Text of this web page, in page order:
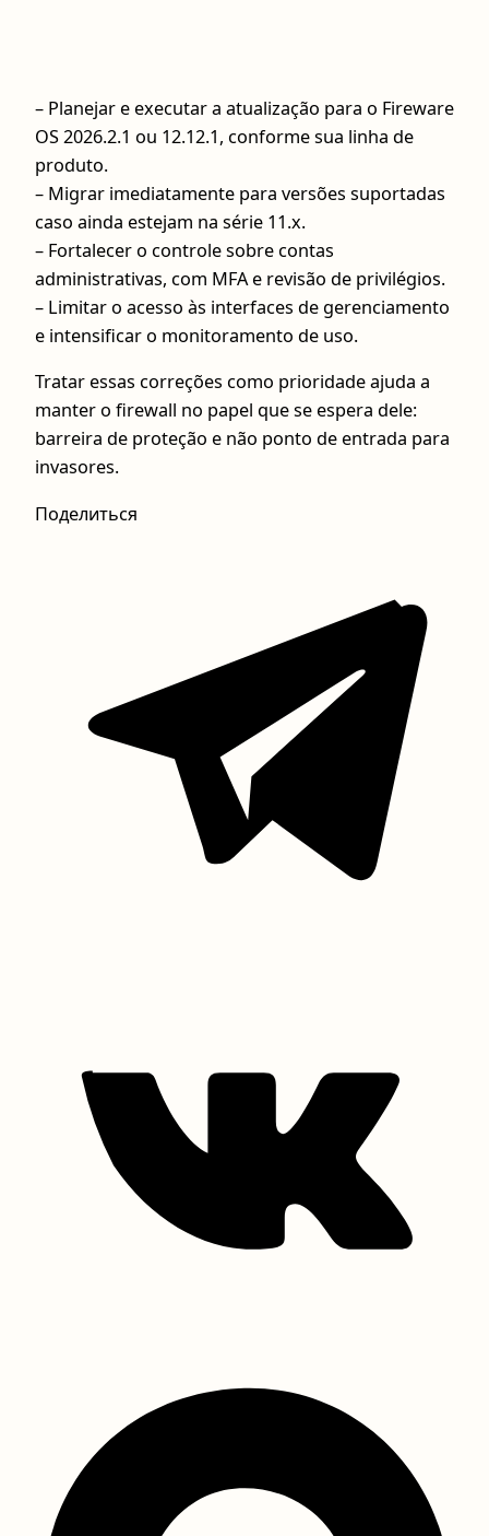
– Planejar e executar a atualização para o Fireware
OS 2026.2.1 ou 12.12.1, conforme sua linha de
produto.
– Migrar imediatamente para versões suportadas
caso ainda estejam na série 11.x.
– Fortalecer o controle sobre contas
administrativas, com MFA e revisão de privilégios.
– Limitar o acesso às interfaces de gerenciamento
e intensificar o monitoramento de uso.
Tratar essas correções como prioridade ajuda a
manter o firewall no papel que se espera dele:
barreira de proteção e não ponto de entrada para
invasores.
Поделиться